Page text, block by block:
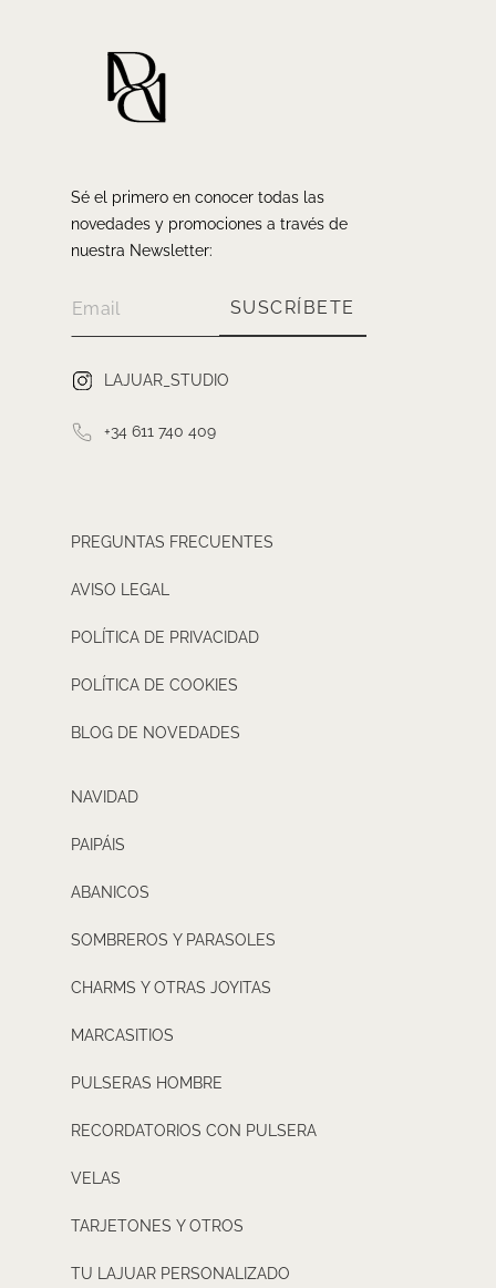
Sé el primero en conocer todas las
novedades y promociones a través de
nuestra Newsletter:
SUSCRÍBETE
LAJUAR_STUDIO
+34 611 740 409
PREGUNTAS FRECUENTES
AVISO LEGAL
POLÍTICA DE PRIVACIDAD
POLÍTICA DE COOKIES
BLOG DE NOVEDADES
NAVIDAD
PAIPÁIS
ABANICOS
SOMBREROS Y PARASOLES
CHARMS Y OTRAS JOYITAS
MARCASITIOS
PULSERAS HOMBRE
RECORDATORIOS CON PULSERA
VELAS
TARJETONES Y OTROS
TU LAJUAR PERSONALIZADO